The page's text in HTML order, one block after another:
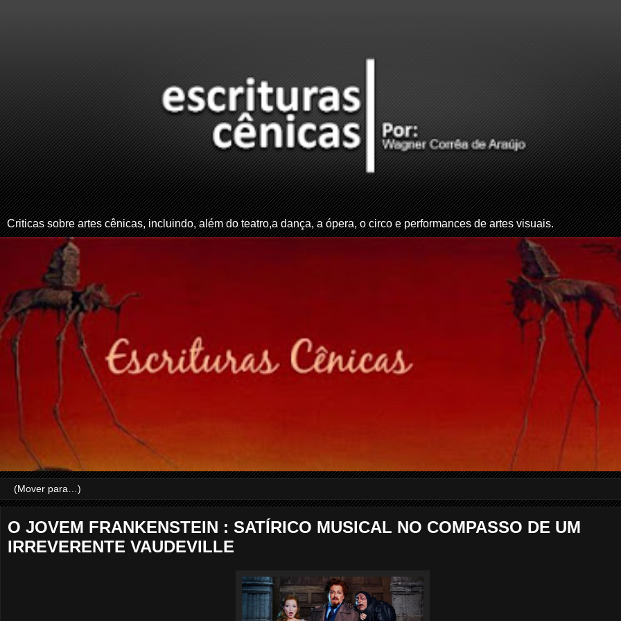
Criticas sobre artes cênicas, incluindo, além do teatro,a dança, a ópera, o circo e performances de artes visuais.
O JOVEM FRANKENSTEIN : SATÍRICO MUSICAL NO COMPASSO DE UM
IRREVERENTE VAUDEVILLE